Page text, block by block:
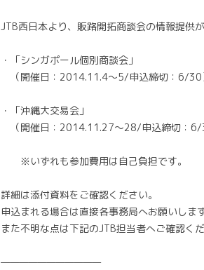
JTB西日本より、販路開拓商談会の情報提供
・「シンガポール個別商談会」
（開催日：2014.11.4～5/申込締切：6/30
・「沖縄大交易会」
（開催日：2014.11.27～28/申込締切：6/
※いずれも参加費用は自己負担です。
詳細は添付資料をご確認ください。
申込まれる場合は直接各事務局へお願いします
また不明な点は下記のJTB担当者へご確認くだ
———————————